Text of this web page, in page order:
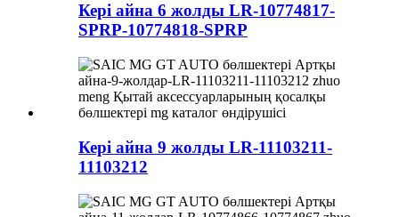
Кері айна 6 жолды LR-10774817-
SPRP-10774818-SPRP
Кері айна 9 жолды LR-11103211-
11103212